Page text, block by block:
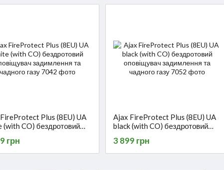
Plus (8EU) UA
(with CO) бездротовий
газу
грн
Ajax FireProtect Plus (8EU) UA
black (with CO) бездротовий
чадного газу
3 899 грн